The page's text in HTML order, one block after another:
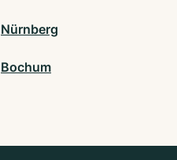
Nürnberg
Bochum